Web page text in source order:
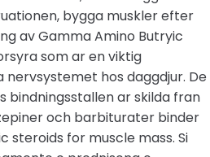
bygga muskler efter
av Gamma Amino Butryic
som ar en viktig
nervsystemet hos daggdjur. De
bindningsstallen ar skilda fran
och barbiturater binder
steroids for muscle mass. Si